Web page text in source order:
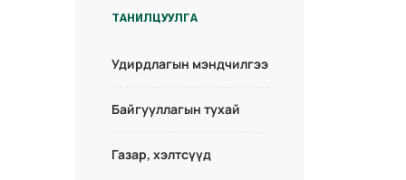
ТАНИЛЦУУЛГА
Удирдлагын мэндчилгээ
Байгууллагын тухай
Газар, хэлтсүүд